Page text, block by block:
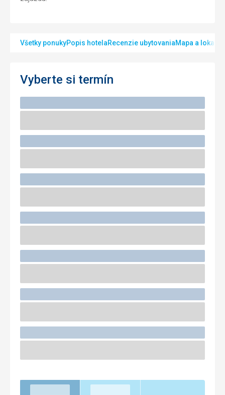
Všetky ponukyPopis hotelaRecenzie ubytovaniaMapa a lokalita
Vyberte si termín